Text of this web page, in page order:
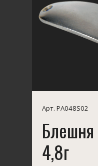
Арт. PA048S02
Блешня
4,8г